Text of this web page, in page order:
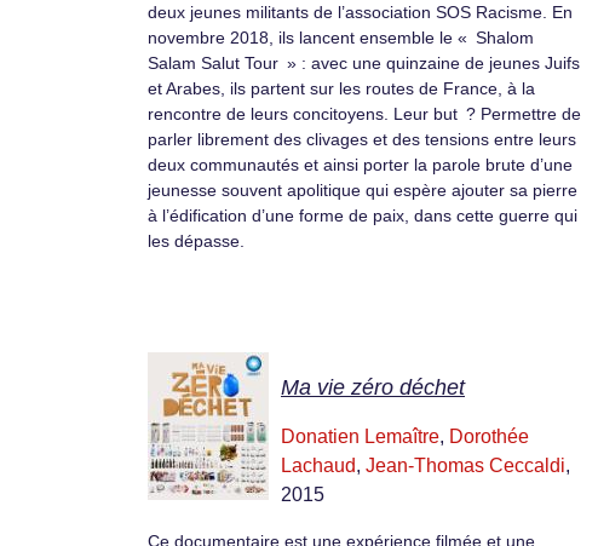
deux jeunes militants de l’association SOS Racisme. En
novembre 2018, ils lancent ensemble le « Shalom
Salam Salut Tour » : avec une quinzaine de jeunes Juifs
et Arabes, ils partent sur les routes de France, à la
rencontre de leurs concitoyens. Leur but ? Permettre de
parler librement des clivages et des tensions entre leurs
deux communautés et ainsi porter la parole brute d’une
jeunesse souvent apolitique qui espère ajouter sa pierre
à l’édification d’une forme de paix, dans cette guerre qui
les dépasse.
Ma vie zéro déchet
Donatien Lemaître, Dorothée
Lachaud, Jean-Thomas Ceccaldi,
2015
Ce documentaire est une expérience filmée et une